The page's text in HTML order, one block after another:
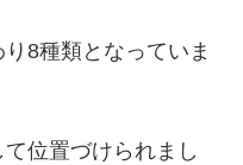
8種類となっていま
位置づけられまし